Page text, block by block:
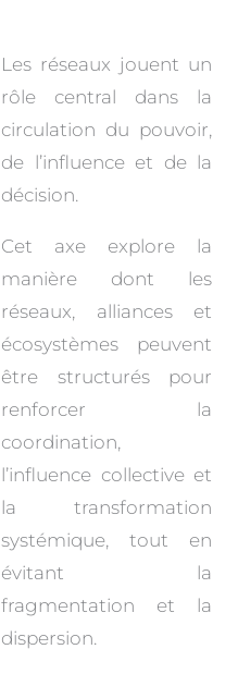
Les réseaux jouent un
rôle central dans la
circulation du pouvoir,
de l’influence et de la
décision.
Cet axe explore la
manière dont les
réseaux, alliances et
écosystèmes peuvent
être structurés pour
renforcer la
coordination,
l’influence collective et
la transformation
systémique, tout en
évitant la
fragmentation et la
dispersion.